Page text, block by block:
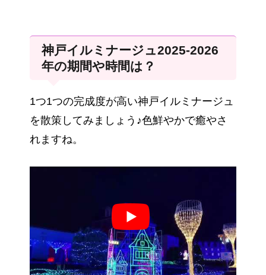
神戸イルミナージュ2025-2026
年の期間や時間は？
1つ1つの完成度が高い神戸イルミナージュ
を散策してみましょう♪色鮮やかで癒やさ
れますね。